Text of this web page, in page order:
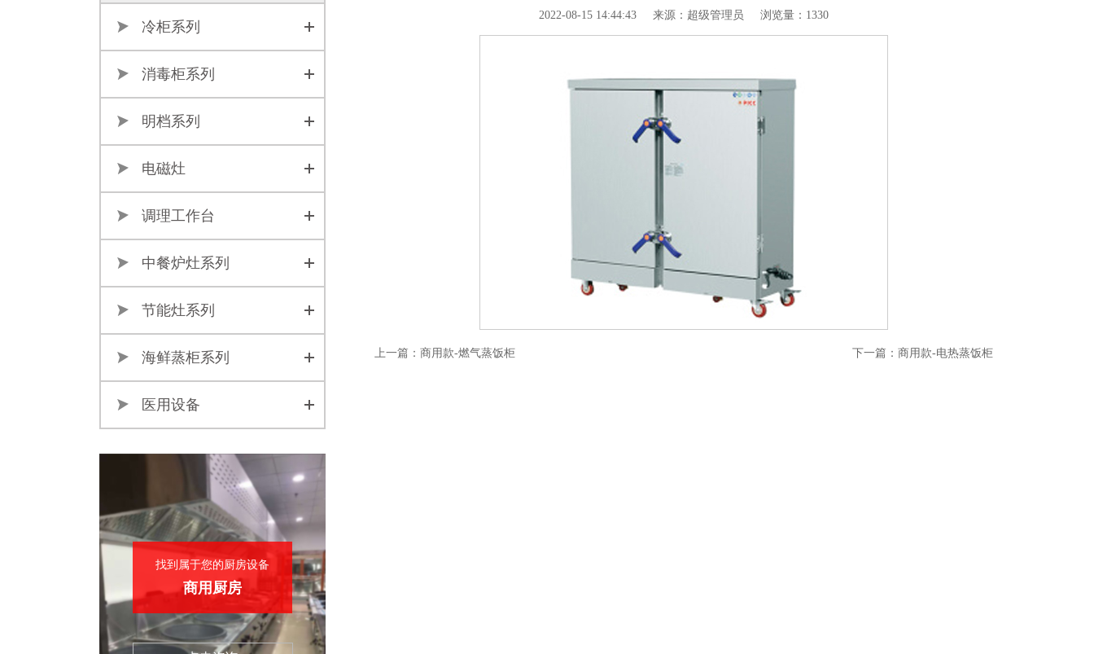
冷柜系列
消毒柜系列
明档系列
电磁灶
调理工作台
中餐炉灶系列
节能灶系列
海鲜蒸柜系列
医用设备
找到属于您的厨房设备
商用厨房
2022-08-15 14:44:43 来源：超级管理员 浏览量：1330
上一篇： 商用款-燃气蒸饭柜 下一篇： 商用款-电热蒸饭柜